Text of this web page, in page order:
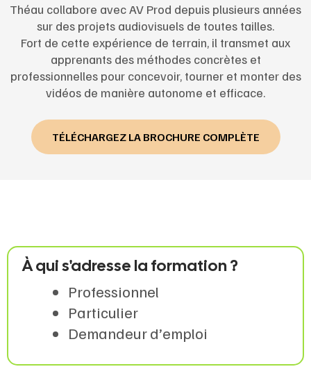
Théau collabore avec AV Prod depuis plusieurs années
sur des projets audiovisuels de toutes tailles.
Fort de cette expérience de terrain, il transmet aux
apprenants des méthodes concrètes et
professionnelles pour concevoir, tourner et monter des
vidéos de manière autonome et efficace.
TÉLÉCHARGEZ LA BROCHURE COMPLÈTE
À qui s'adresse la formation ?
Professionnel
Particulier
Demandeur d’emploi